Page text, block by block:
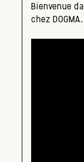
Bienvenue
chez DOGMA.